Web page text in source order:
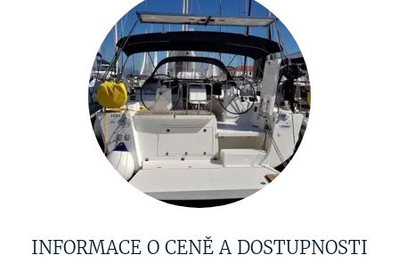
INFORMACE O CENĚ A DOSTUPNOSTI